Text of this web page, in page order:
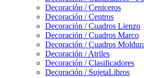
Decoración / Ceniceros
Decoración / Centros
Decoración / Cuadros Lienzo
Decoración / Cuadros Marco
Decoración / Cuadros
Decoración / Atriles
Decoración / Clasificadores
Decoración / SujetaLibros